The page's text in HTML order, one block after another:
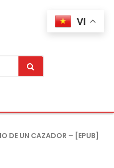
DE UN CAZADOR – [EPUB]
VI